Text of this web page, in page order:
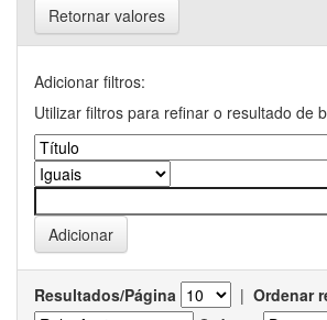
Retornar valores
Adicionar filtros:
Utilizar filtros para refinar o resultado de
Resultados/Página | Ordenar